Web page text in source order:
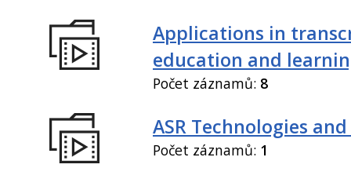
Applications in
education and
Počet záznamů: 8
ASR Technologies
Počet záznamů: 1